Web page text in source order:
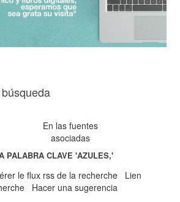
En las fuentes
asociadas
PALABRA CLAVE'AZULES,'
le flux rss de la recherche
Lien
Hacer una sugerencia